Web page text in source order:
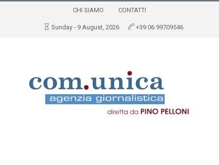
CHI SIAMO CONTATTI
Sunday - 9 August, 2026 +39 06 99709546